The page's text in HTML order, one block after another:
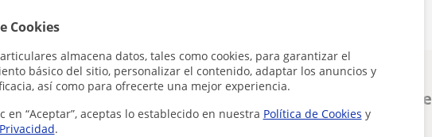
Cookies
almacena datos, tales como cookies, para garantizar el
básico del sitio, personalizar el contenido, adaptar los anuncios y
así como para ofrecerte una mejor experiencia.
en “Aceptar”, aceptas lo establecido en nuestra Política de Cookies y
.
Certificate in English en Humanes de Madrid que